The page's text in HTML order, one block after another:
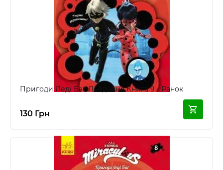
Пригоди Леді Баг Льодовик Книга 9 - Ранок
130 Грн